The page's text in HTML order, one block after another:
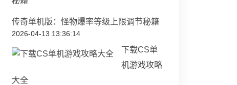
传奇单机版：怪物爆率等级上限调节秘籍
2026-04-13 13:36:14
下载CS单
机游戏攻略
大全